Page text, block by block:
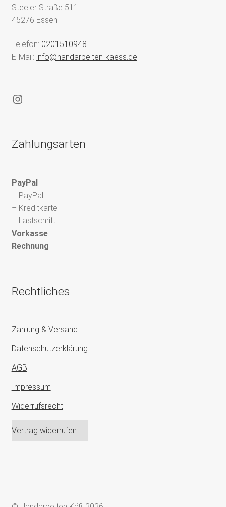
Steeler Straße 511
45276 Essen
Telefon: 0201510948
E-Mail: info@handarbeiten-kaess.de
Instagram
Zahlungsarten
PayPal
– PayPal
– Kreditkarte
– Lastschrift
Vorkasse
Rechnung
Rechtliches
Zahlung & Versand
Datenschutzerklärung
AGB
Impressum
Widerrufsrecht
Vertrag widerrufen